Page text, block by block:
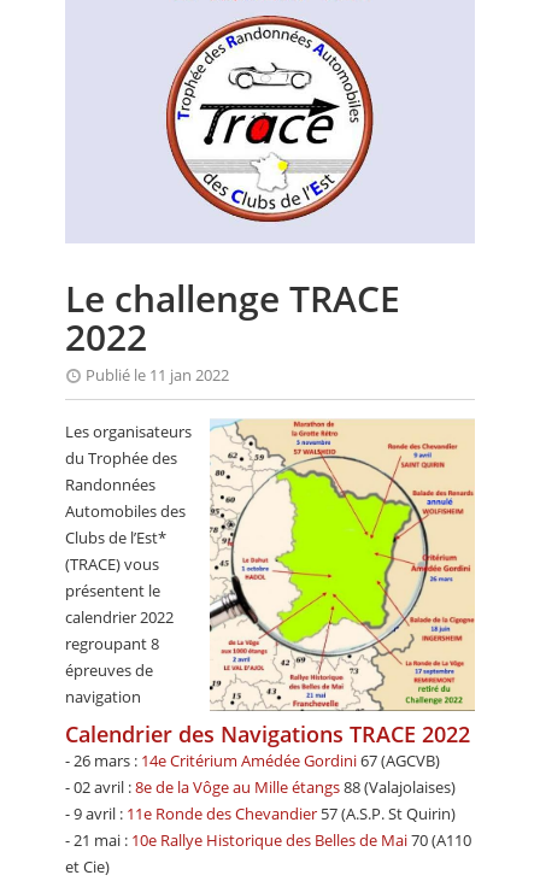
EVÈNEMENTS
ANNUAIRES
PETITES ANNONCES
Le challenge TRACE
2022
Publié le 11 jan 2022
Les organisateurs
du Trophée des
Randonnées
Automobiles des
Clubs de l’Est*
(TRACE) vous
présentent le
calendrier 2022
regroupant 8
épreuves de
navigation
Calendrier des Navigations TRACE 2022
- 26 mars : 14e Critérium Amédée Gordini67 (AGCVB)
- 02 avril :8e de la Vôge au Mille étangs88 (Valajolaises)
- 9 avril : 11e Ronde des Chevandier 57 (A.S.P. St Quirin)
- 21 mai : 10e Rallye Historique des Belles de Mai70 (A110
et Cie)